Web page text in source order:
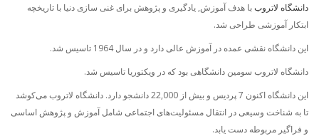
دانشگاه لاتروببا هدف آموزش, یادگیری و پژوهش برای غنی سازی دنیا با تاریخچه
ابتکار آموزشی طراحی شد.
این دانشگاه نقشی عمده در آموزش عالی دارد و در سال 1964 تاسیس شد.
دانشگاه لاتروب سومین دانشگاهی بود که در ویکتوریا تاسیس شد.
این دانشگاه اکنون 7 پردیس و بیش از 22,000 دانشجو دارد. دانشگاه لاتروب می‌کوشد
تا به شناخت وسیعی در انتقال مسئولیت‌های اجتماعی شامل آموزش و پژوهش اساسی
و فراگیر مربوطه دست یابد.